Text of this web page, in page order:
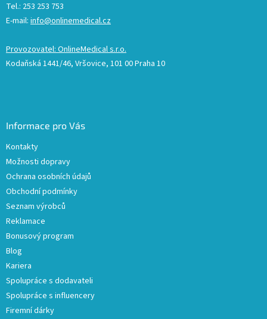
Tel.: 253 253 753
E-mail: info@onlinemedical.cz
Provozovatel: OnlineMedical s.r.o.
Kodaňská 1441/46, Vršovice, 101 00 Praha 10
Informace pro Vás
Kontakty
Možnosti dopravy
Ochrana osobních údajů
Obchodní podmínky
Seznam výrobců
Reklamace
Bonusový program
Blog
Kariera
Spolupráce s dodavateli
Spolupráce s influencery
Firemní dárky